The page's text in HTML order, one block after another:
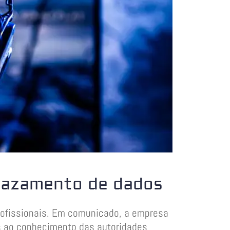
de dados
Em comunicado, a empresa
conhecimento das autoridades